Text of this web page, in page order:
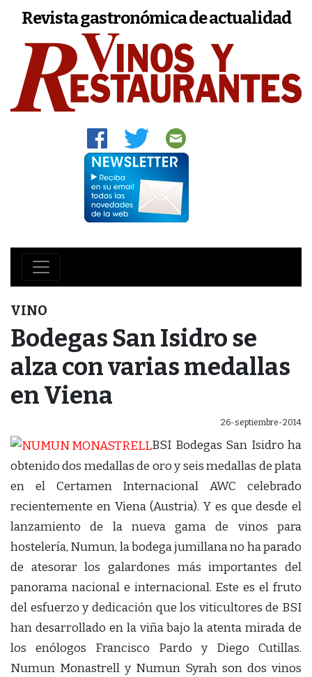
Revista gastronómica de actualidad
VINO
Bodegas San Isidro se
alza con varias medallas
en Viena
26-septiembre-2014
BSI Bodegas San Isidro ha
obtenido dos medallas de oro y seis medallas de plata
en el Certamen Internacional AWC celebrado
recientemente en Viena (Austria). Y es que desde el
lanzamiento de la nueva gama de vinos para
hostelería, Numun, la bodega jumillana no ha parado
de atesorar los galardones más importantes del
panorama nacional e internacional. Este es el fruto
del esfuerzo y dedicación que los viticultores de BSI
han desarrollado en la viña bajo la atenta mirada de
los enólogos Francisco Pardo y Diego Cutillas.
Numun Monastrell y Numun Syrah son dos vinos